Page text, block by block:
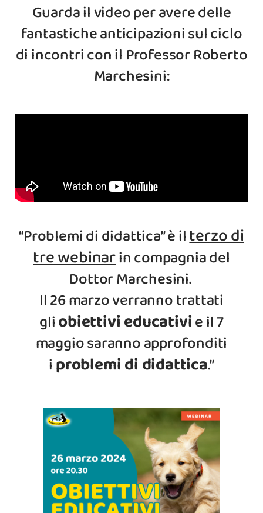
Guarda il video per avere delle
fantastiche anticipazioni sul ciclo
di incontri con il Professor Roberto
Marchesini:
“Problemi di didattica” è ilterzo di
tre webinarin compagnia del
Dottor Marchesini.
Il 26 marzo verranno trattati
gliobiettivi educativie il 7
maggio saranno approfonditi
iproblemi di didattica.”